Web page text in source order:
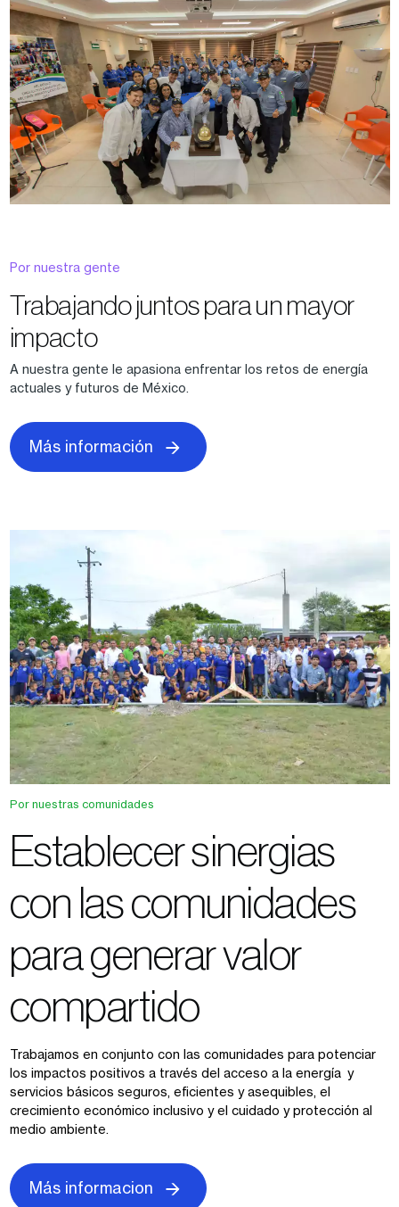
Por nuestra gente
Trabajando juntos para un mayor
impacto
A nuestra gente le apasiona enfrentar los retos de energía
actuales y futuros de México.
Más información
Por nuestras comunidades
Establecer sinergias
con las comunidades
para generar valor
compartido
Trabajamos en conjunto con las comunidades para potenciar
los impactos positivos a través del acceso a la energía y
servicios básicos seguros, eficientes y asequibles, el
crecimiento económico inclusivo y el cuidado y protección al
medio ambiente.
Más informacion